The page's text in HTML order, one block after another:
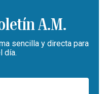
A.M.
sencilla y directa para
día.